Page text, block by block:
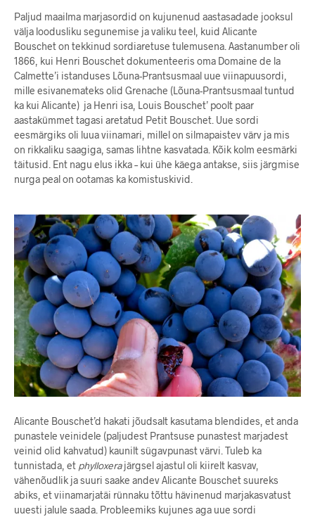
Paljud maailma marjasordid on kujunenud aastasadade jooksul
välja loodusliku segunemise ja valiku teel, kuid Alicante
Bouschet on tekkinud sordiaretuse tulemusena. Aastanumber oli
1866, kui Henri Bouschet dokumenteeris oma Domaine de la
Calmette’i istanduses Lõuna-Prantsusmaal uue viinapuusordi,
mille esivanemateks olid Grenache (Lõuna-Prantsusmaal tuntud
ka kui Alicante) ja Henri isa, Louis Bouschet’ poolt paar
aastakümmet tagasi aretatud Petit Bouschet. Uue sordi
eesmärgiks oli luua viinamari, millel on silmapaistev värv ja mis
on rikkaliku saagiga, samas lihtne kasvatada. Kõik kolm eesmärki
täitusid. Ent nagu elus ikka – kui ühe käega antakse, siis järgmise
nurga peal on ootamas ka komistuskivid.
Alicante Bouschet’d hakati jõudsalt kasutama blendides, et anda
punastele veinidele (paljudest Prantsuse punastest marjadest
veinid olid kahvatud) kaunilt sügavpunast värvi. Tuleb ka
tunnistada, et phylloxerajärgsel ajastul oli kiirelt kasvav,
vähenõudlik ja suuri saake andev Alicante Bouschet suureks
abiks, et viinamarjatäi rünnaku tõttu hävinenud marjakasvatust
uuesti jalule saada. Probleemiks kujunes aga uue sordi